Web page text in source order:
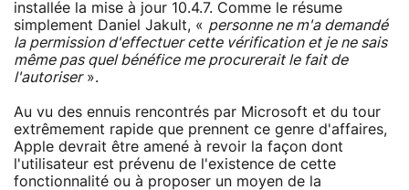
installée la mise à jour 10.4.7. Comme le résume
simplement Daniel Jakult, « personne ne m'a demandé
la permission d'effectuer cette vérification et je ne sais
même pas quel bénéfice me procurerait le fait de
l'autoriser».
Au vu des ennuis rencontrés par Microsoft et du tour
extrêmement rapide que prennent ce genre d'affaires,
Apple devrait être amené à revoir la façon dont
l'utilisateur est prévenu de l'existence de cette
fonctionnalité ou à proposer un moyen de la